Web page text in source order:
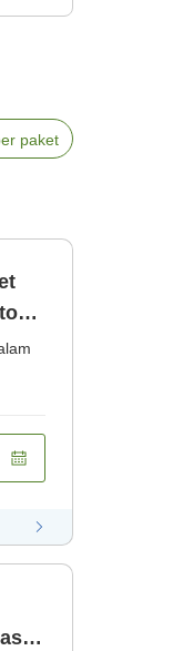
paket